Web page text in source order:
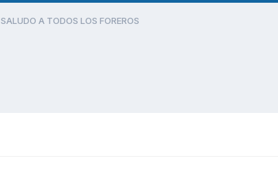
SALUDO A TODOS LOS FOREROS